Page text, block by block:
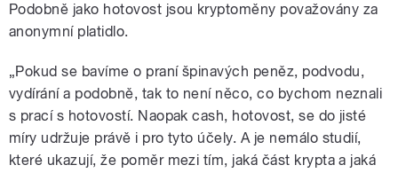
Podobně jako hotovost jsou kryptoměny považovány za
anonymní platidlo.
„Pokud se bavíme o praní špinavých peněz, podvodu,
vydírání a podobně, tak to není něco, co bychom neznali
s prací s hotovostí. Naopak cash, hotovost, se do jisté
míry udržuje právě i pro tyto účely. A je nemálo studií,
které ukazují, že poměr mezi tím, jaká část krypta a jaká